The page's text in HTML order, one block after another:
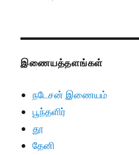
இணையத்தளங்கள்
நடேசன் இணையம்
பூந்தளிர்
தூ
தேனி